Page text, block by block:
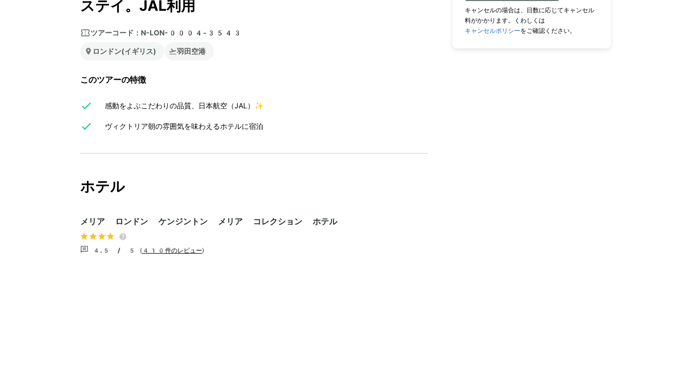
ステイ。JAL利用
ツアーコード： N-LON-0004-3543
ロンドン(イギリス) 羽田空港
このツアーの特徴
感動をよぶこだわりの品質、日本航空（JAL）✨
ヴィクトリア朝の雰囲気を味わえるホテルに宿泊
ホテル
メリア ロンドン ケンジントン メリア コレクション ホテル
4.5 / 5 ( 410件のレビュー)
キャンセルの場合は、日数に応じてキャンセル
料がかかります。くわしくは
キャンセルポリシーをご確認ください。